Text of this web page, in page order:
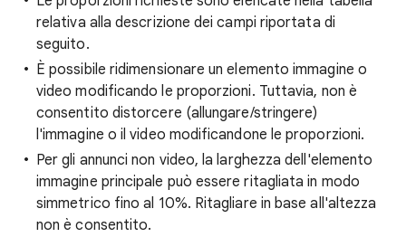
relativa alla descrizione dei campi riportata di
seguito.
È possibile ridimensionare un elemento immagine o
video modificando le proporzioni. Tuttavia, non è
consentito distorcere (allungare/stringere)
l'immagine o il video modificandone le proporzioni.
Per gli annunci non video, la larghezza dell'elemento
immagine principale può essere ritagliata in modo
simmetrico fino al 10%. Ritagliare in base all'altezza
non è consentito.